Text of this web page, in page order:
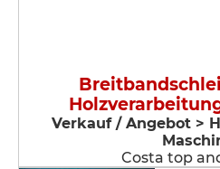
Verkauf / Angebot >
Costa top